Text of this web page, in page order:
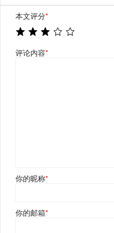
本文评分*
评论内容*
你的昵称*
你的邮箱*